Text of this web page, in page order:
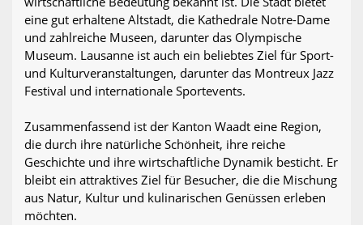
eine gut erhaltene Altstadt, die Kathedrale Notre-Dame
und zahlreiche Museen, darunter das Olympische
Museum. Lausanne ist auch ein beliebtes Ziel für Sport-
und Kulturveranstaltungen, darunter das Montreux Jazz
Festival und internationale Sportevents.
Zusammenfassend ist der Kanton Waadt eine Region,
die durch ihre natürliche Schönheit, ihre reiche
Geschichte und ihre wirtschaftliche Dynamik besticht. Er
bleibt ein attraktives Ziel für Besucher, die die Mischung
aus Natur, Kultur und kulinarischen Genüssen erleben
möchten.